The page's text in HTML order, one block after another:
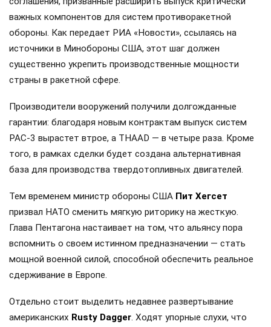
важных компонентов для систем противоракетной
обороны. Как передает РИА «Новости», ссылаясь на
источники в Минобороны США, этот шаг должен
существенно укрепить производственные мощности
страны в ракетной сфере.
Производители вооружений получили долгожданные
гарантии: благодаря новым контрактам выпуск систем
PAC-3 вырастет втрое, а THAAD — в четыре раза. Кроме
того, в рамках сделки будет создана альтернативная
база для производства твердотопливных двигателей.
Тем временем министр обороны США Пит Хегсет
призвал НАТО сменить мягкую риторику на жесткую.
Глава Пентагона настаивает на том, что альянсу пора
вспомнить о своем истинном предназначении — стать
мощной военной силой, способной обеспечить реальное
сдерживание в Европе.
Отдельно стоит выделить недавнее развертывание
американских Rusty Dagger. Ходят упорные слухи, что